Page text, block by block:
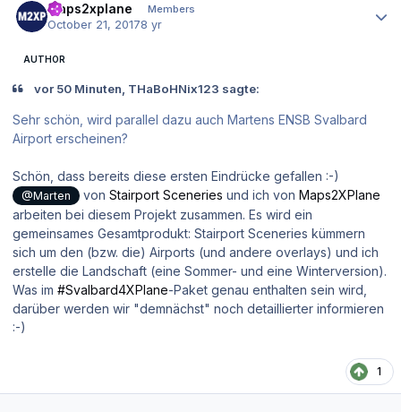
maps2xplane Members
October 21, 20178 yr
AUTHOR
vor 50 Minuten, THaBoHNix123 sagte:
Sehr schön, wird parallel dazu auch Martens ENSB Svalbard
Airport erscheinen?
Schön, dass bereits diese ersten Eindrücke gefallen :-)
@Marten vonStairport Sceneries und ich vonMaps2XPlane
arbeiten bei diesem Projekt zusammen. Es wird ein
gemeinsames Gesamtprodukt: Stairport Sceneries kümmern
sich um den (bzw. die) Airports (und andere overlays) und ich
erstelle die Landschaft (eine Sommer- und eine Winterversion).
Was im #Svalbard4XPlane-Paket genau enthalten sein wird,
darüber werden wir "demnächst" noch detaillierter informieren
:-)
1